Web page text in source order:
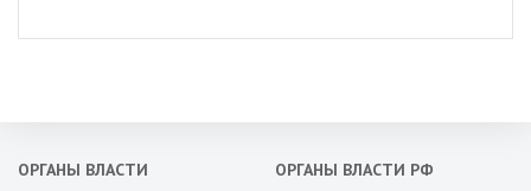
ОРГАНЫ ВЛАСТИ ОРГАНЫ ВЛАСТИ РФ